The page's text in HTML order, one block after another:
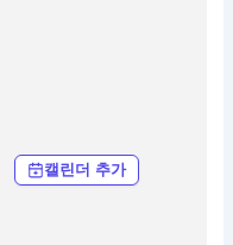
캘린더 추가